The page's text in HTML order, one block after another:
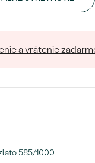
a vrátenie
585/1000